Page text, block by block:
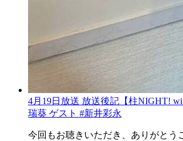
4月19日放送 放送後記【柱NIGHT!
瑞葵 ゲスト #新井彩永
今回もお聴きいただき、ありがとう